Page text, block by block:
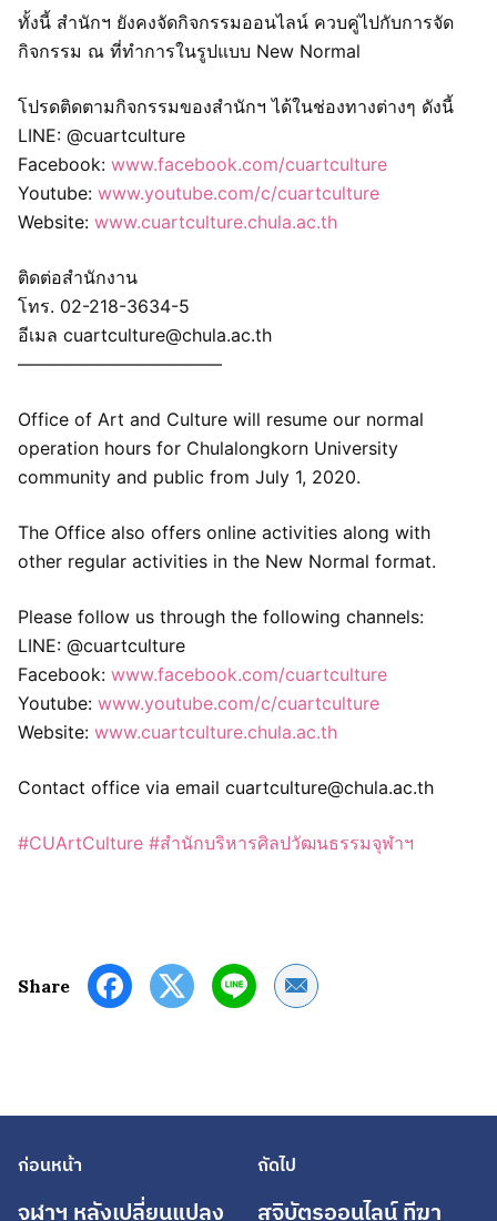
ทั้งนี้ สำนักฯ ยังคงจัดกิจกรรมออนไลน์ ควบคู่ไปกับการจัด
กิจกรรม ณ ที่ทำการในรูปแบบ New Normal
โปรดติดตามกิจกรรมของสำนักฯ ได้ในช่องทางต่างๆ ดังนี้
LINE: @cuartculture
Facebook: www.facebook.com/cuartculture
Youtube: www.youtube.com/c/cuartculture
Website: www.cuartculture.chula.ac.th
ติดต่อสำนักงาน
โทร. 02-218-3634-5
อีเมล cuartculture@chula.ac.th
———————————–
Office of Art and Culture will resume our normal
operation hours for Chulalongkorn University
community and public from July 1, 2020.
The Office also offers online activities along with
other regular activities in the New Normal format.
Please follow us through the following channels:
LINE: @cuartculture
Facebook: www.facebook.com/cuartculture
Youtube: www.youtube.com/c/cuartculture
Website: www.cuartculture.chula.ac.th
Contact office via email cuartculture@chula.ac.th
#CUArtCulture #สำนักบริหารศิลปวัฒนธรรมจุฬาฯ
Share Share by Email
ก่อนหน้า
จุฬาฯ หลังเปลี่ยนแปลง
ถัดไป
สูจิบัตรออนไลน์ ทีฆา